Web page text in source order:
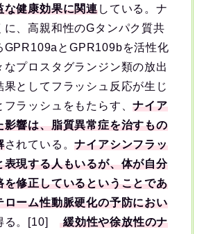
な健康効果に関連している。ナ
に、高親和性のGタンパク質共
GPR109aとGPR109bを活性化
なプロスタグランジン類の放出
果としてフラッシュ反応が生じ
フラッシュをもたらす、ナイア
影響は、脂質異常症を治すもの
されている。ナイアシンフラッ
表現する人もいるが、体が自分
を修正しているということであ
ローム性動脈硬化の予防におい
る。[10]緩効性や徐放性のナ